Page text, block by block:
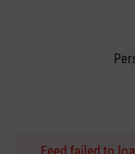
Feed failed to